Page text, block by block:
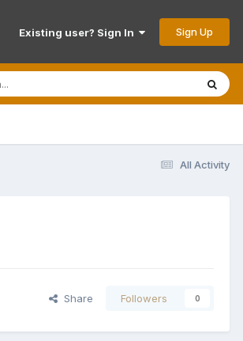
Existing user? Sign In Sign Up
All Activity
Share Followers 0